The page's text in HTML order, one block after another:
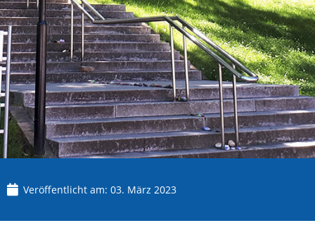
Veröffentlicht am: 03. März 2023